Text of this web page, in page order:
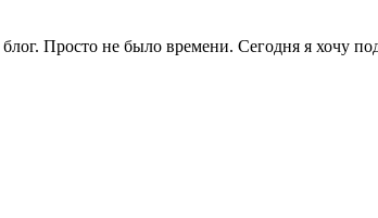
Просто не было времени. Сегодня я хочу